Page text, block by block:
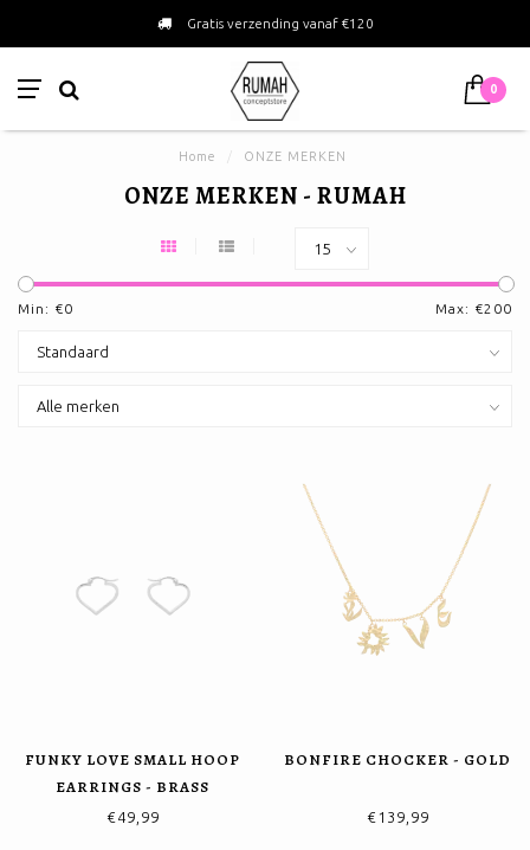
Gratis verzending vanaf €120
0
Home ONZE MERKEN
ONZE MERKEN - RUMAH
Min: €0 Max: €200
FUNKY LOVE SMALL HOOP
EARRINGS - BRASS
SILVERPLATED
€49,99
BONFIRE CHOCKER - GOLD
€139,99